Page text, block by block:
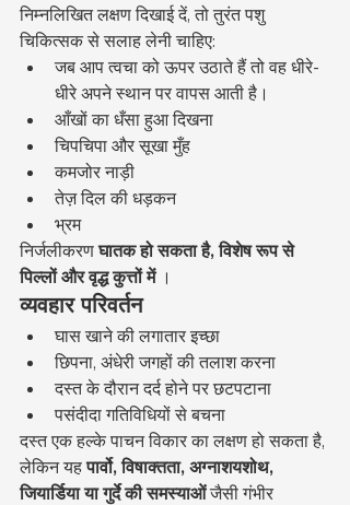
निम्नलिखित लक्षण दिखाई दें, तो तुरंत पशु
चिकित्सक से सलाह लेनी चाहिए:
जब आप त्वचा को ऊपर उठाते हैं तो वह धीरे-
धीरे अपने स्थान पर वापस आती है।
आँखों का धँसा हुआ दिखना
चिपचिपा और सूखा मुँह
कमजोर नाड़ी
तेज़ दिल की धड़कन
भ्रम
निर्जलीकरण घातक हो सकता है, विशेष रूप से
पिल्लों और वृद्ध कुत्तों में ।
व्यवहार परिवर्तन
घास खाने की लगातार इच्छा
छिपना, अंधेरी जगहों की तलाश करना
दस्त के दौरान दर्द होने पर छटपटाना
पसंदीदा गतिविधियों से बचना
दस्त एक हल्के पाचन विकार का लक्षण हो सकता है,
लेकिन यह पार्वो, विषाक्तता, अग्नाशयशोथ,
जियार्डिया या गुर्दे की समस्याओं जैसी गंभीर